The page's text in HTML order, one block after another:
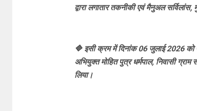
द्वारा लगातार तकनीकी एवं मैनुअल
🔷 इसी क्रम में दिनांक 06 जुलाई 2026 को
अभियुक्त मोहित पुत्र धर्मपाल, निवासी
लिया।